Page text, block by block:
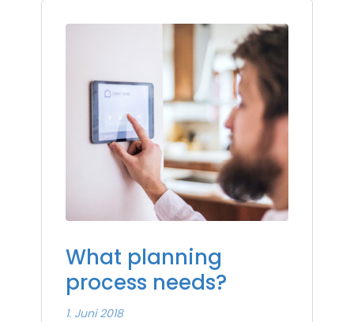
What planning
process needs?
1. Juni 2018